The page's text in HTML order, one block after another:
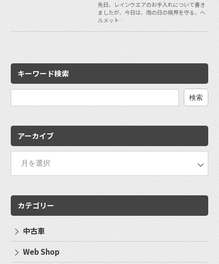
先日、レインウエアのお手入れについて書き
ましたが、今日は、雨の日の視界を守る、ヘ
ルメット…
キーワード検索
アーカイブ
カテゴリー
中古車
Web Shop